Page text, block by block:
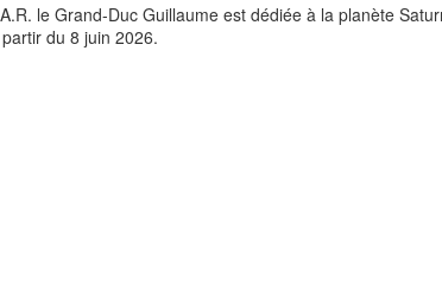
le Grand-Duc Guillaume est dédiée à la planète
du 8 juin 2026.